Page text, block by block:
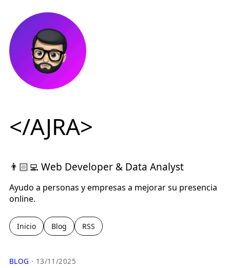
</AJRA>
👨🏻‍💻 Web Developer & Data Analyst
Ayudo a personas y empresas a mejorar su presencia
online.
Inicio Blog RSS
BLOG · 13/11/2025